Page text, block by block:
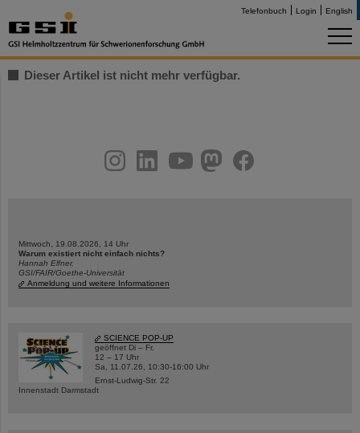
Telefonbuch Login English
Dieser Artikel ist nicht mehr verfügbar.
youtubehelmholtz.socialfacebook
Mittwoch, 19.08.2026, 14 Uhr
Warum existiert nicht einfach nichts?
Hannah Elfner,
GSI/FAIR/Goethe-Universität
Anmeldung und weitere Informationen
SCIENCE POP-UP
geöffnet Di – Fr,
12 – 17 Uhr
Sa, 11.07.26, 10:30-16:00 Uhr
Ernst-Ludwig-Str. 22
Innenstadt Darmstadt